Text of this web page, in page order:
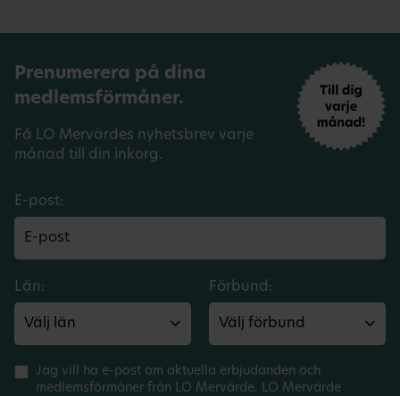
Prenumerera på dina
medlemsförmåner.
Få LO Mervärdes nyhetsbrev varje
månad till din inkorg.
E-post:
Län: Förbund:
Jag vill ha e-post om aktuella erbjudanden och
medlemsförmåner från LO Mervärde. LO Mervärde